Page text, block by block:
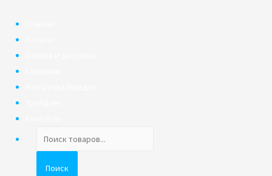
товаров
Поиск